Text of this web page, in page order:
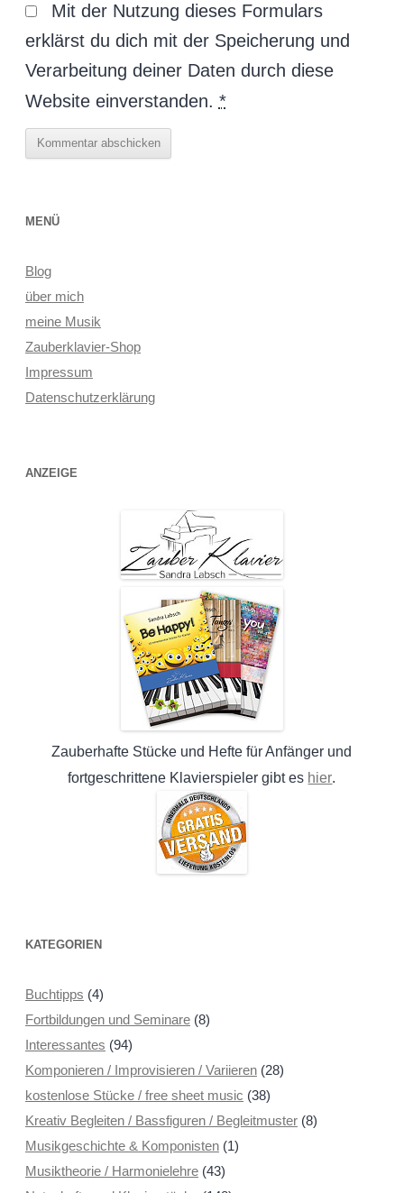
Mit der Nutzung dieses Formulars
erklärst du dich mit der Speicherung und
Verarbeitung deiner Daten durch diese
Website einverstanden. *
MENÜ
Blog
über mich
meine Musik
Zauberklavier-Shop
Impressum
Datenschutzerklärung
ANZEIGE
Zauberhafte Stücke und Hefte für Anfänger und
fortgeschrittene Klavierspieler gibt es hier.
KATEGORIEN
Buchtipps (4)
Fortbildungen und Seminare(8)
Interessantes (94)
Komponieren / Improvisieren / Variieren(28)
kostenlose Stücke / free sheet music (38)
Kreativ Begleiten / Bassfiguren / Begleitmuster(8)
Musikgeschichte & Komponisten(1)
Musiktheorie / Harmonielehre(43)